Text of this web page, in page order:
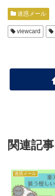
迷惑メール
viewcard
関連記事
迷惑メール